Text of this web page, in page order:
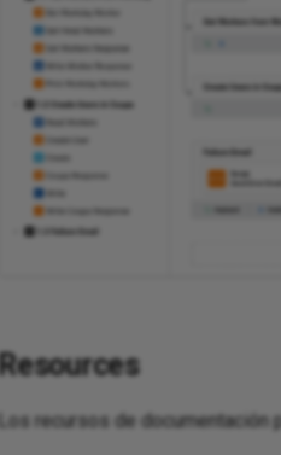
Resources
Los recursos de